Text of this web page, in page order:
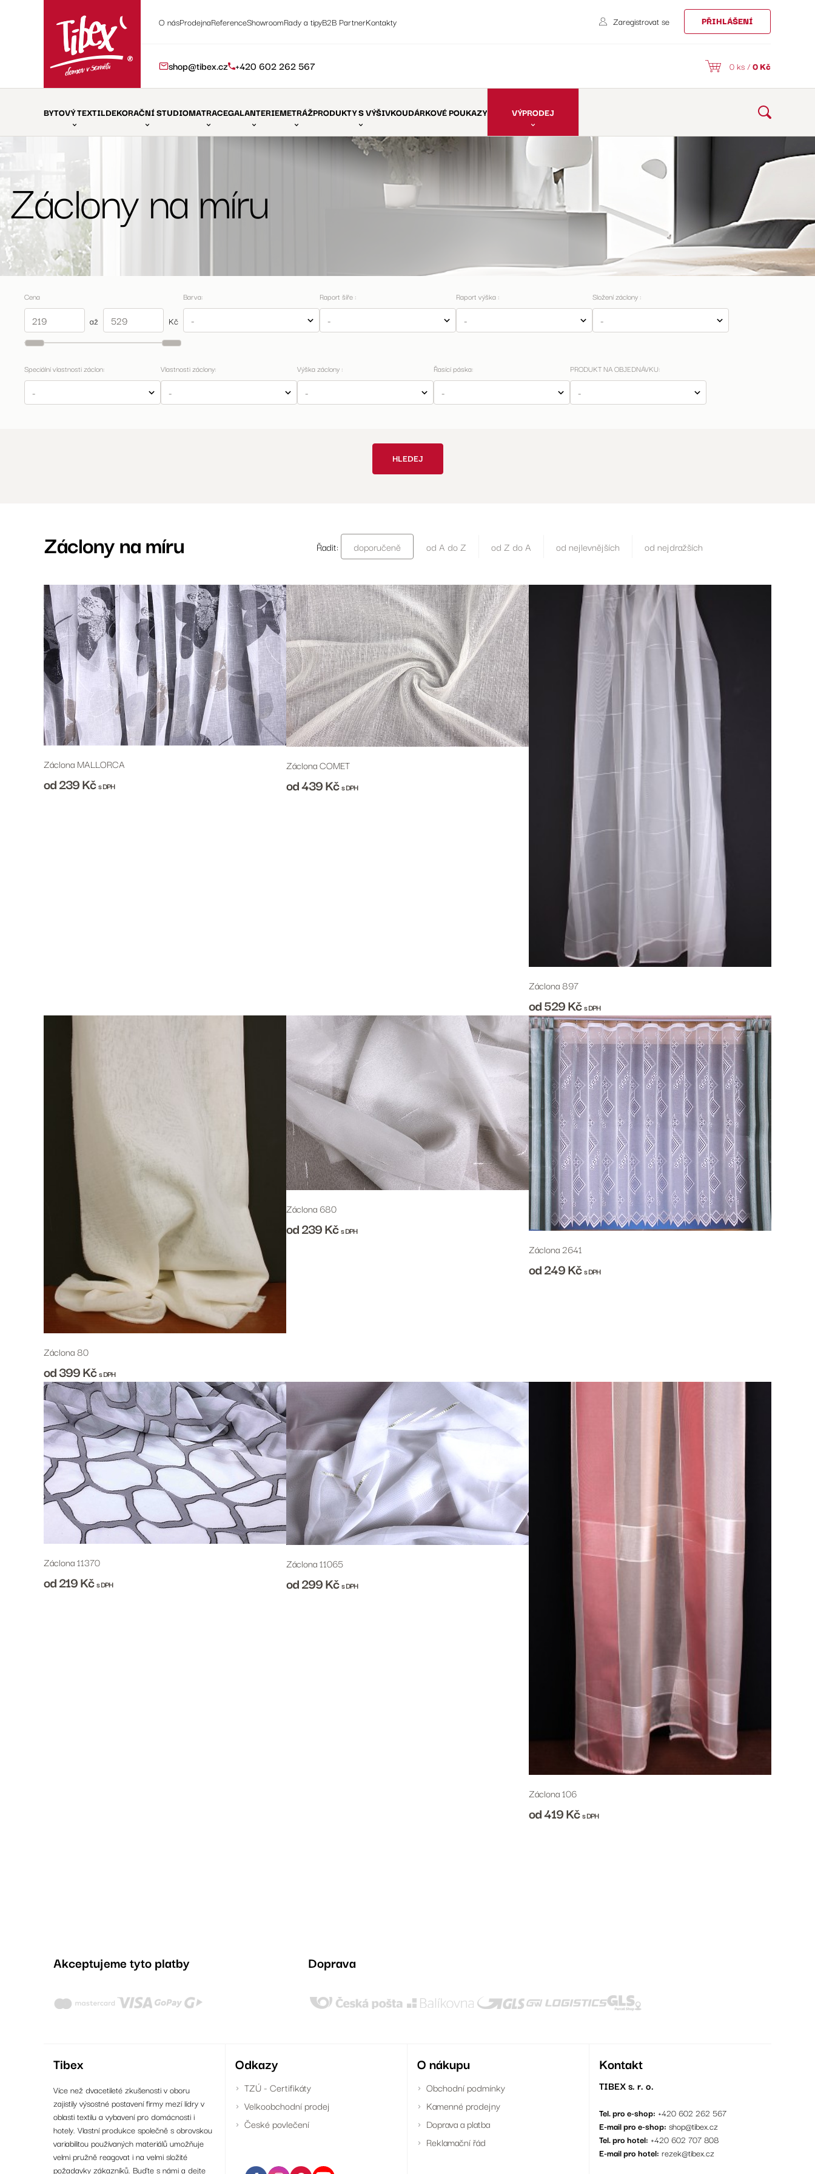
O násProdejnaReferenceShowroomRady a tipyB2B PartnerKontakty Zaregistrovat se PŘIHLÁŠENÍ
shop@tibex.cz +420 602 262 567 0 ks /0Kč
BYTOVÝ TEXTILDEKORAČNÍ STUDIOMATRACEGALANTERIEMETRÁŽPRODUKTY S VÝŠIVKOUDÁRKOVÉ POUKAZY VÝPRODEJ
Záclony na míru
Cena
až Kč
Barva: Raport šíře : Raport výška : Složení záclony :
Speciální vlastnosti záclon: Vlastnosti záclony: Výška záclony : Řasící páska: PRODUKT NA OBJEDNÁVKU:
HLEDEJ
Záclony na míru Řadit: doporučeně od A do Z od Z do A od nejlevnějších od nejdražších
Záclona MALLORCA
od 239Kč s DPH
Záclona COMET
od 439Kč s DPH
Záclona 897
od 529Kč s DPH
Záclona 80
od 399Kč s DPH
Záclona 680
od 239Kč s DPH
Záclona 2641
od 249Kč s DPH
Záclona 11370
od 219Kč s DPH
Záclona 11065
od 299Kč s DPH
Záclona 106
od 419Kč s DPH
Akceptujeme tyto platby Doprava
Tibex
Více než dvacetileté zkušenosti v oboru
zajistily výsostné postavení firmy mezí lídry v
oblasti textilu a vybavení pro domácnosti i
hotely. Vlastní produkce společně s obrovskou
variabilitou používaných materiálů umožňuje
velmi pružně reagovat i na velmi složité
požadavky zákazníků. Buďte s námi a dejte
Odkazy
TZÚ - Certifikáty
Velkoobchodní prodej
České povlečení
O nákupu
Obchodní podmínky
Kamenné prodejny
Doprava a platba
Reklamační řád
Kontakt
TIBEX s. r. o.
Tel. pro e-shop: +420 602 262 567
E-mail pro e-shop: shop@tibex.cz
Tel. pro hotel: +420 602 707 808
E-mail pro hotel: rezek@tibex.cz